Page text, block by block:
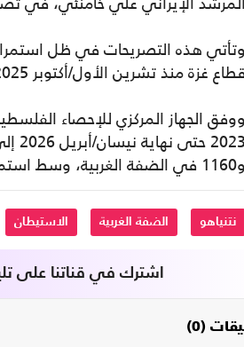
وتأتي هذه التصريحات في ظل
قطاع غزة منذ تشرين الأول/أكتوبر 2025، واستمرار العمليات العسكرية في لبنان.
ووفق الجهاز المركزي للإحصاء
و1160 في الضفة الغربية، وسط استمرار التصعيد الإقليمي واتساع نطاق المواجهات
نتنياهو الضفة الغربية الاستيطان
اشترك في قناتنا على
(0)